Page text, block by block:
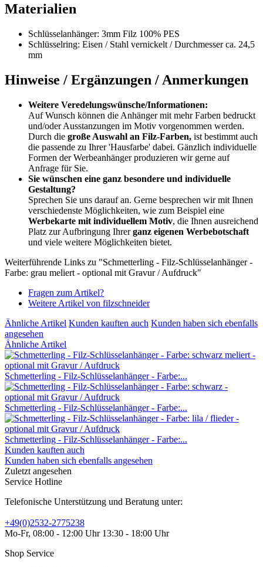
Materialien
Schlüsselanhänger: 3mm Filz 100% PES
Schlüsselring: Eisen / Stahl vernickelt / Durchmesser ca. 24,5
mm
Hinweise / Ergänzungen / Anmerkungen
Weitere Veredelungswünsche/Informationen:
Auf Wunsch können die Anhänger mit mehr Farben bedruckt
und/oder Ausstanzungen im Motiv vorgenommen werden.
Durch die große Auswahl an Filz-Farben, ist bestimmt auch
die passende zu Ihrer 'Hausfarbe' dabei. Gänzlich individuelle
Formen der Werbeanhänger produzieren wir gerne auf
Anfrage für Sie.
Sie wünschen eine ganz besondere und individuelle
Gestaltung?
Sprechen Sie uns darauf an. Gerne besprechen wir mit Ihnen
verschiedenste Möglichkeiten, wie zum Beispiel eine
Werbekarte mit individuellem Motiv, die Ihnen ausreichend
Platz zur Aufbringung Ihrerganz eigenen Werbebotschaft
und viele weitere Möglichkeiten bietet.
Weiterführende Links zu "Schmetterling - Filz-Schlüsselanhänger -
Farbe: grau meliert - optional mit Gravur / Aufdruck"
Fragen zum Artikel?
Weitere Artikel von filzschneider
Ähnliche Artikel Kunden kauften auch Kunden haben sich ebenfalls
angesehen
Ähnliche Artikel
Schmetterling - Filz-Schlüsselanhänger - Farbe:...
Schmetterling - Filz-Schlüsselanhänger - Farbe:...
Schmetterling - Filz-Schlüsselanhänger - Farbe:...
Kunden kauften auch
Kunden haben sich ebenfalls angesehen
Zuletzt angesehen
Service Hotline
Telefonische Unterstützung und Beratung unter:
+49(0)2532-2775238
Mo-Fr, 08:00 - 12:00 Uhr 13:30 - 18:00 Uhr
Shop Service